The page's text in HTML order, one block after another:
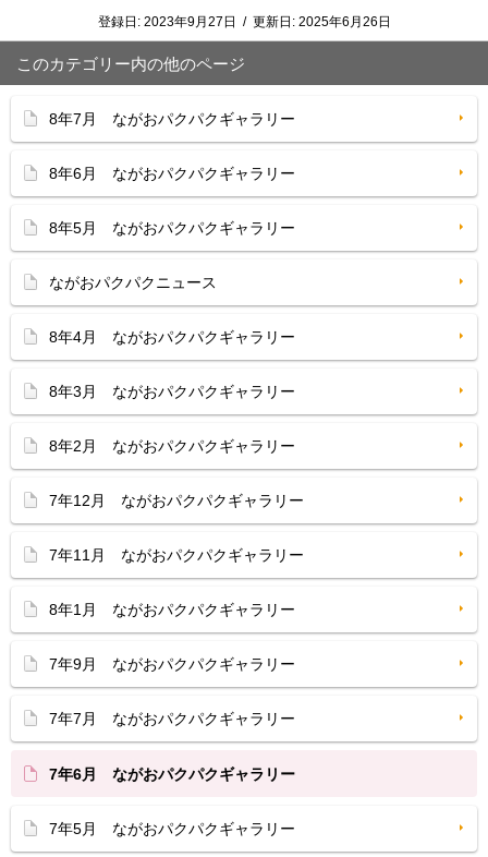
登録日: 2023年9月27日 / 更新日: 2025年6月26日
このカテゴリー内の他のページ
8年7月 ながおパクパクギャラリー
8年6月 ながおパクパクギャラリー
8年5月 ながおパクパクギャラリー
ながおパクパクニュース
8年4月 ながおパクパクギャラリー
8年3月 ながおパクパクギャラリー
8年2月 ながおパクパクギャラリー
7年12月 ながおパクパクギャラリー
7年11月 ながおパクパクギャラリー
8年1月 ながおパクパクギャラリー
7年9月 ながおパクパクギャラリー
7年7月 ながおパクパクギャラリー
7年6月 ながおパクパクギャラリー
7年5月 ながおパクパクギャラリー